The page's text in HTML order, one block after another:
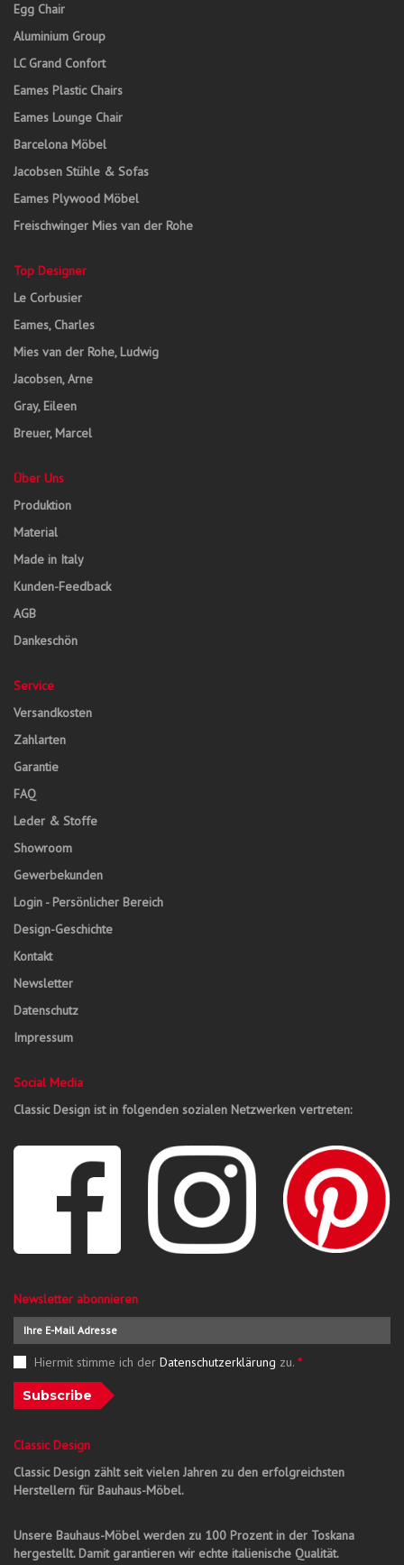
Egg Chair
Aluminium Group
LC Grand Confort
Eames Plastic Chairs
Eames Lounge Chair
Barcelona Möbel
Jacobsen Stühle & Sofas
Eames Plywood Möbel
Freischwinger Mies van der Rohe
Top Designer
Le Corbusier
Eames, Charles
Mies van der Rohe, Ludwig
Jacobsen, Arne
Gray, Eileen
Breuer, Marcel
Über Uns
Produktion
Material
Made in Italy
Kunden-Feedback
AGB
Dankeschön
Service
Versandkosten
Zahlarten
Garantie
FAQ
Leder & Stoffe
Showroom
Gewerbekunden
Login - Persönlicher Bereich
Design-Geschichte
Kontakt
Newsletter
Datenschutz
Impressum
Social Media
Classic Design ist in folgenden sozialen Netzwerken vertreten:
Newsletter abonnieren
Hiermit stimme ich der Datenschutzerklärung zu. *
Subscribe
Classic Design
Classic Design zählt seit vielen Jahren zu den erfolgreichsten
Herstellern für Bauhaus-Möbel.
Unsere Bauhaus-Möbel werden zu 100 Prozent in der Toskana
hergestellt. Damit garantieren wir echte italienische Qualität.